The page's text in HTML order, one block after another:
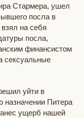
Стармера, ушел
посла в
на себя
посла,
финансистом
уйти в
назначении Питера
ущерб нашей